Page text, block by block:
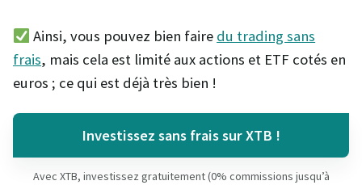
Ainsi, vous pouvez bien faire du trading sans
frais, mais cela est limité aux actions et ETF cotés en
euros ; ce qui est déjà très bien !
Investissez sans frais sur XTB !
Avec XTB, investissez gratuitement (0% commissions jusqu’à